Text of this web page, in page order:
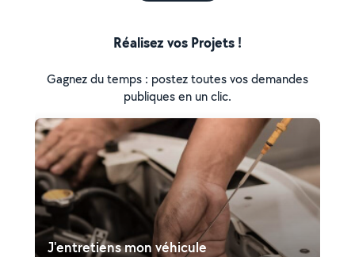
Réalisez vos Projets !
Gagnez du temps : postez toutes vos demandes
publiques en un clic.
J'entretiens mon véhicule